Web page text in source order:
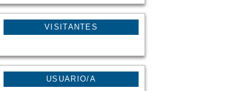
VISITANTES
USUARIO/A